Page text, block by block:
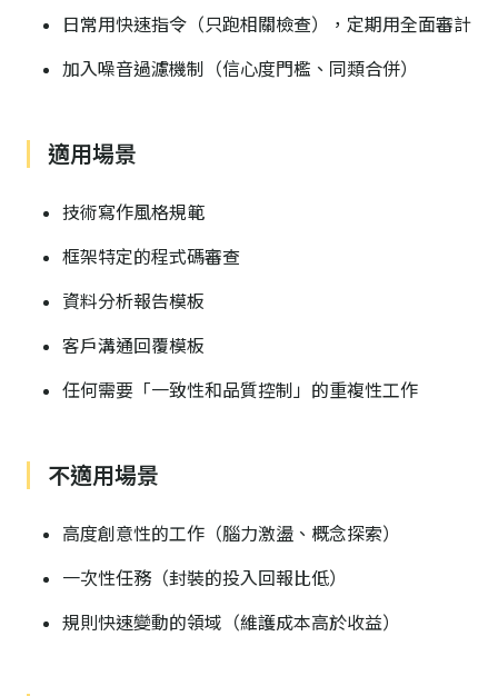
日常用快速指令（只跑相關檢查），定期用全面審計
加入噪音過濾機制（信心度門檻、同類合併）
適用場景
技術寫作風格規範
框架特定的程式碼審查
資料分析報告模板
客戶溝通回覆模板
任何需要「一致性和品質控制」的重複性工作
不適用場景
高度創意性的工作（腦力激盪、概念探索）
一次性任務（封裝的投入回報比低）
規則快速變動的領域（維護成本高於收益）